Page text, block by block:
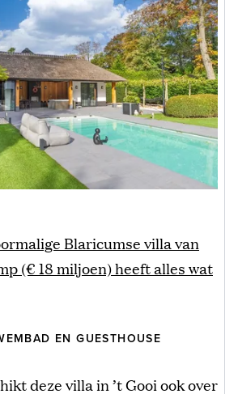
Blaricumse villa van
(€ 18 miljoen) heeft alles wat
EN GUESTHOUSE
deze villa in ’t Gooi ook over